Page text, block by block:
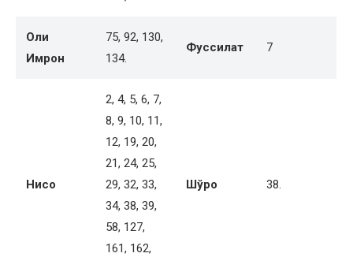
Оли
Имрон
75, 92, 130,
134.
Фуссилат 7
Нисо
2, 4, 5, 6, 7,
8, 9, 10, 11,
12, 19, 20,
21, 24, 25,
29, 32, 33,
34, 38, 39,
58, 127,
161, 162,
Шўро 38.